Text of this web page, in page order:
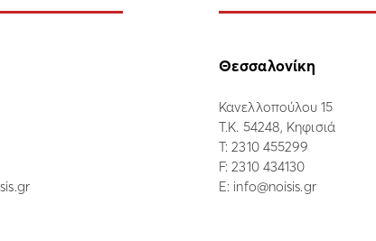
Θεσσαλονίκη
Κανελλοπούλου 15
Τ.Κ. 54248, Κηφισιά
Τ: 2310 455299
F: 2310 434130
E: info@noisis.gr